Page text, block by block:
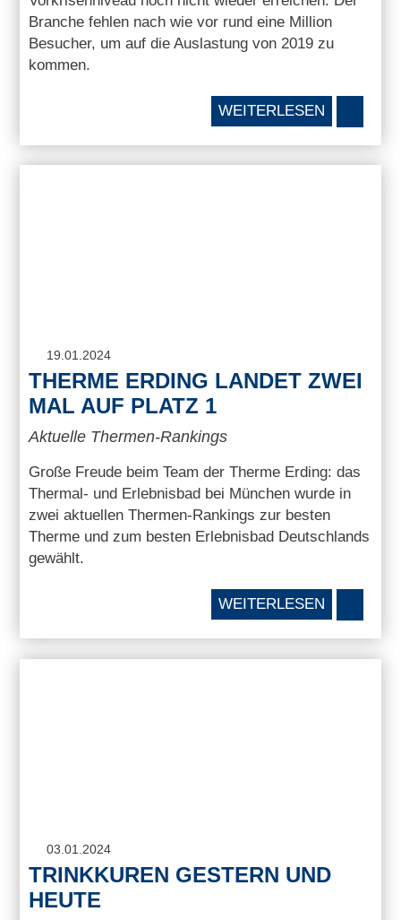
Branche fehlen nach wie vor rund eine Million
Besucher, um auf die Auslastung von 2019 zu
kommen.
WEITERLESEN
19.01.2024
THERME ERDING LANDET ZWEI
MAL AUF PLATZ 1
Aktuelle Thermen-Rankings
Große Freude beim Team der Therme Erding: das
Thermal- und Erlebnisbad bei München wurde in
zwei aktuellen Thermen-Rankings zur besten
Therme und zum besten Erlebnisbad Deutschlands
gewählt.
WEITERLESEN
03.01.2024
TRINKKUREN GESTERN UND
HEUTE